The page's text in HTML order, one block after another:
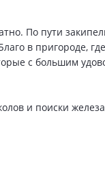
По пути
в пригороде,
с большим
и поиски